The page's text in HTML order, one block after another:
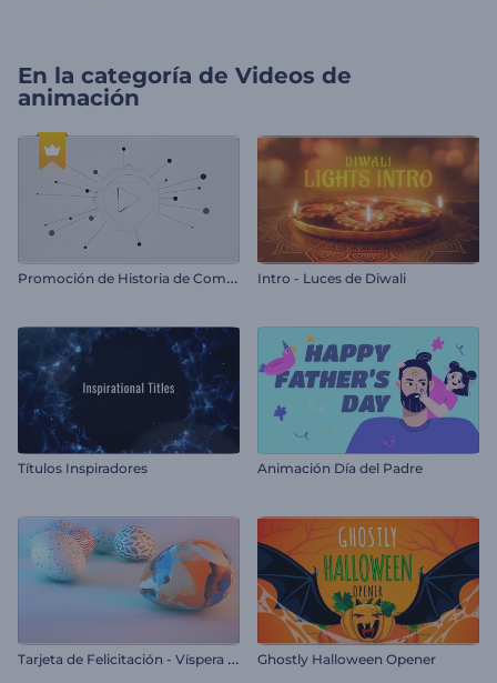
En la categoría de Videos de
animación
P
romoción de Historia de Compañía Intro - Luces de Diwali
Títulos Inspiradores Animación Día del Padre
T
arjeta de Felicitación - Víspera de Pascua Ghostly Halloween Opener